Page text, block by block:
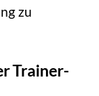
zu
Trainer-